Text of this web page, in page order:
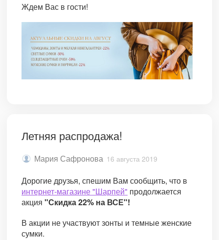
Ждем Вас в гости!
Летняя распродажа!
Мария Сафронова 16 августа 2019
Дорогие друзья, спешим Вам сообщить, что в
интернет-магазине "Шарпей" продолжается
акция "Скидка 22% на ВСЕ"!
В акции не участвуют зонты и темные женские
сумки.